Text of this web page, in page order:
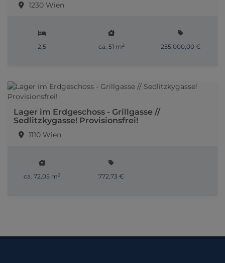
1230 Wien
2,5 ca. 51 m2 255.000,00 €
Lager im Erdgeschoss - Grillgasse //
Sedlitzkygasse! Provisionsfrei!
1110 Wien
ca. 72,05 m2 772,73 €